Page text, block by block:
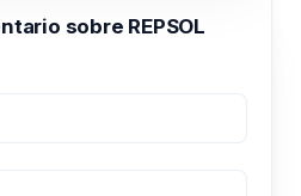
sobre REPSOL